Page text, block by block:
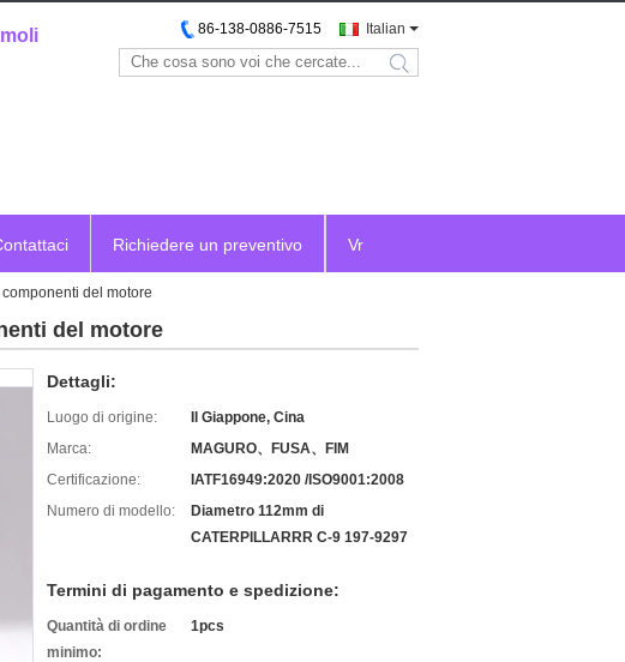
Italian
86-138-0886-7515
search
Richiedere un preventivo Vr
del motore
del motore
Dettagli:
Luogo di origine:
Il Giappone, Cina
Marca:
MAGURO、FUSA、FIM
Certificazione:
IATF16949:2020 /ISO9001:2008
Numero di modello:
Diametro 112mm di
CATERPILLARRR C-9 197-9297
Termini di pagamento e spedizione:
Quantità di ordine
minimo:
1pcs